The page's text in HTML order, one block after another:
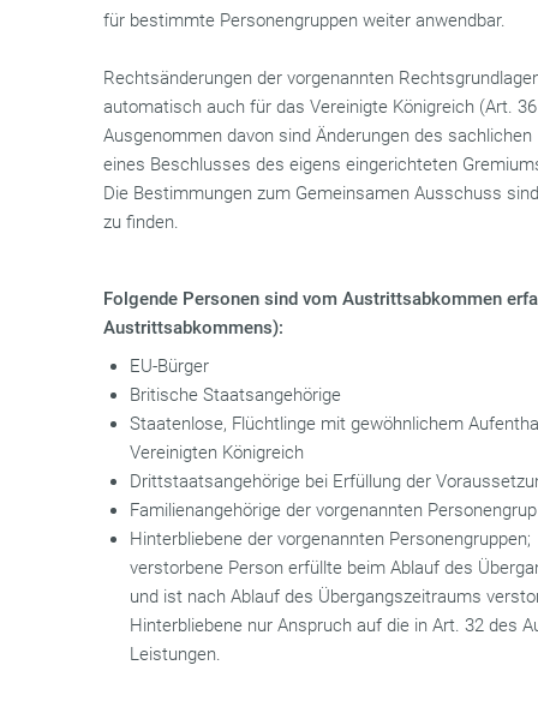
für bestimmte Personengruppen weiter anwendbar.
Rechtsänderungen der vorgenannten
automatisch auch für das Vereinigte Königreich (Art.
Ausgenommen davon sind Änderungen des
eines Beschlusses des eigens eingerichteten
Die Bestimmungen zum Gemeinsamen Ausschuss
zu finden.
Folgende Personen sind vom Austrittsabkommen
Austrittsabkommens):
EU-Bürger
Britische Staatsangehörige
Staatenlose, Flüchtlinge mit gewöhnlichem
Vereinigten Königreich
Drittstaatsangehörige bei Erfüllung der
Familienangehörige der vorgenannten
Hinterbliebene der vorgenannten Personengruppen;
verstorbene Person erfüllte beim Ablauf des
und ist nach Ablauf des Übergangszeitraums
Hinterbliebene nur Anspruch auf die in Art. 32 des
Leistungen.